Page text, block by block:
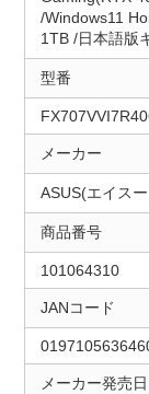
/Windows11
1TB /日本語版
型番
メーカー
ASUS(エイス
商品番号
101064310
JANコード
メーカー発売日